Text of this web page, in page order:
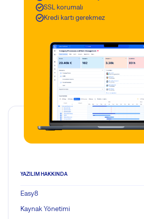
SSL korumalı
Kredi kartı gerekmez
YAZILIM HAKKINDA
Easy8
Kaynak Yönetimi